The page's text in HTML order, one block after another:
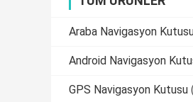
Araba Navigasyon
Android Navigasyon
GPS Navigasyon Kutusu